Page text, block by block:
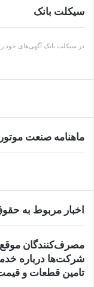
سیکلت بانک
در سیکلت بانک آگهی‌های خود را
ماهنامه صنعت
اخبار مربوط به
مصرف‌کنندگان
شرکت‌ها درباره
تامین قطعات و